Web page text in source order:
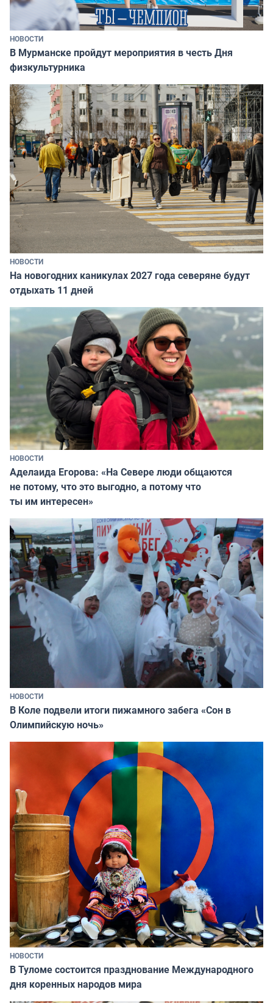
НОВОСТИ
В Мурманске пройдут мероприятия в честь Дня
физкультурника
НОВОСТИ
На новогодних каникулах 2027 года северяне будут
отдыхать 11 дней
НОВОСТИ
Аделаида Егорова: «На Севере люди общаются
не потому, что это выгодно, а потому что
ты им интересен»
НОВОСТИ
В Коле подвели итоги пижамного забега «Сон в
Олимпийскую ночь»
НОВОСТИ
В Туломе состоится празднование Международного
дня коренных народов мира